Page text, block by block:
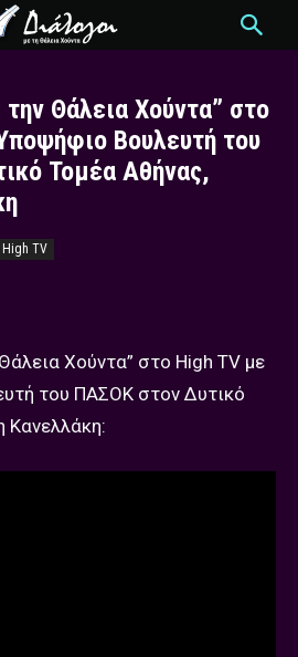
την Θάλεια Χούντα” στο
Βουλευτή του
Τομέα Αθήνας,
High TV
Χούντα” στο High TV με
του ΠΑΣΟΚ στον Δυτικό
Κανελλάκη: